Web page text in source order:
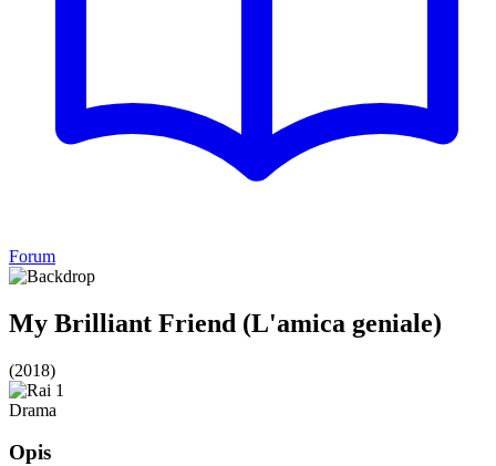
Forum
My Brilliant Friend (L'amica geniale)
(2018)
Drama
Opis